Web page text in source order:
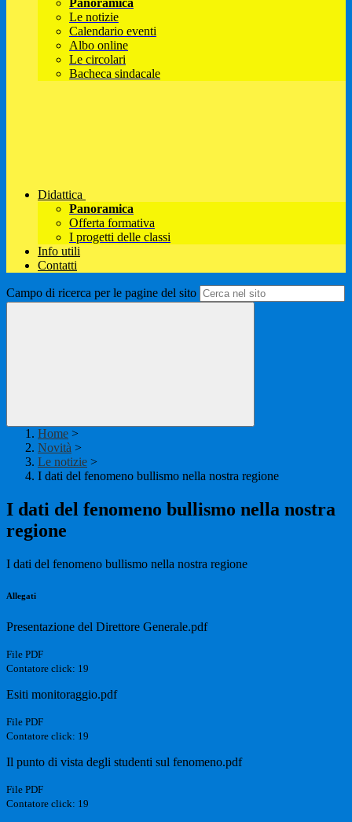
Panoramica
Le notizie
Calendario eventi
Albo online
Le circolari
Bacheca sindacale
Didattica
Panoramica
Offerta formativa
I progetti delle classi
Info utili
Contatti
Campo di ricerca per le pagine del sito
Home >
Novità >
Le notizie >
I dati del fenomeno bullismo nella nostra regione
I dati del fenomeno bullismo nella nostra
regione
I dati del fenomeno bullismo nella nostra regione
Allegati
Presentazione del Direttore Generale.pdf
File PDF
Contatore click: 19
Esiti monitoraggio.pdf
File PDF
Contatore click: 19
Il punto di vista degli studenti sul fenomeno.pdf
File PDF
Contatore click: 19